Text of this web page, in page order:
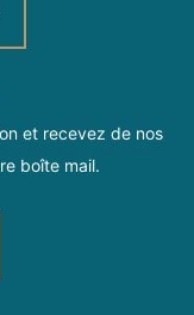
et recevez de nos
boîte mail.